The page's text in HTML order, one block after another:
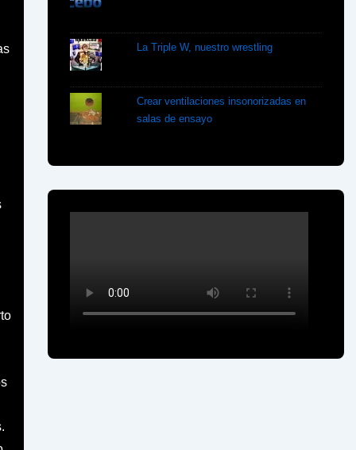
La Triple W, nuestro wrestling
Crear ventilaciones insonorizadas en
salas de ensayo